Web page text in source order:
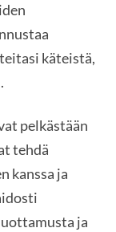
käteistä,
pelkästään
tehdä
kanssa ja
ja